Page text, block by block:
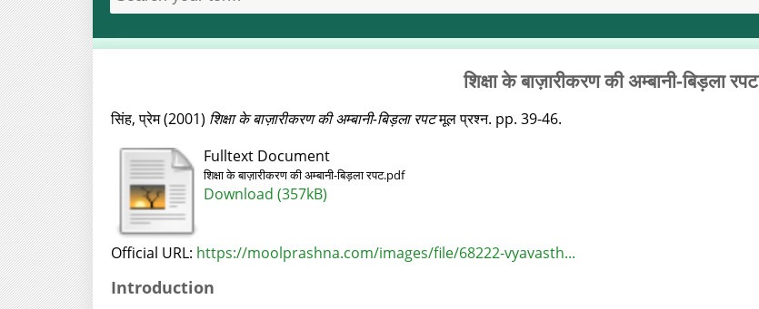
शिक्षा के बाज़ारीकरण की अम्बानी-बिड़ला रपट
सिंह, प्रेम(2001) शिक्षा के बाज़ारीकरण की अम्बानी-बिड़ला रपटमूल प्रश्‍न. pp. 39-46.
Fulltext Document
शिक्षा के बाज़ारीकरण की अम्बानी-बिड़ला रपट.pdf
Download (357kB)
Official URL: https://moolprashna.com/images/file/68222-vyavasth...
Introduction